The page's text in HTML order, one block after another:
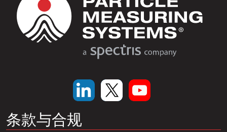
条款与合规